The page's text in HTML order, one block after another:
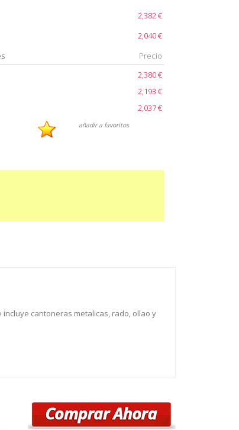
2,382 €
2,040 €
Precio
2,380 €
2,193 €
2,037 €
añadir a favoritos
cantoneras metalicas, rado, ollao y